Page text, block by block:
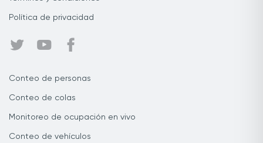
Política de privacidad
Conteo de personas
Conteo de colas
Monitoreo de ocupación en vivo
Conteo de vehículos